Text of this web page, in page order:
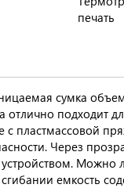
печать
сумка
подходит
с пластмассовой
Через
Можно
емкость